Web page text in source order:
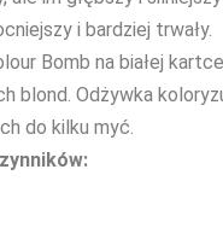
i bardziej trwały.
Bomb na białej
blond. Odżywka
do kilku myć.